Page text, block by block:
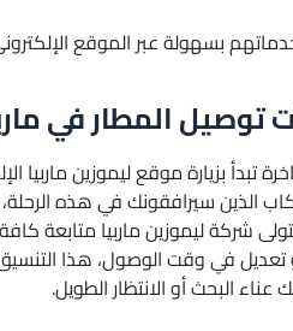
بسهولة عبر الموقع
توصيل المطار في
تبدأ بزيارة موقع ليموزين
الذين سيرافقونك في هذه
شركة ليموزين ماربيا متابعة
تعديل في وقت الوصول، هذا
البحث أو الانتظار الطويل.